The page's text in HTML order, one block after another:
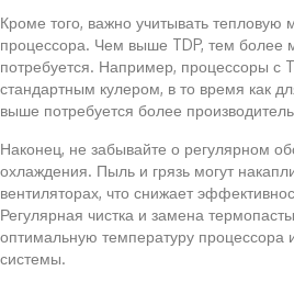
Кроме того, важно учитывать тепловую
процессора. Чем выше TDP, тем более
потребуется. Например, процессоры с
стандартным кулером, в то время как
выше потребуется более
Наконец, не забывайте о регулярном
охлаждения. Пыль и грязь могут
вентиляторах, что снижает
Регулярная чистка и замена
оптимальную температуру процессора
системы.